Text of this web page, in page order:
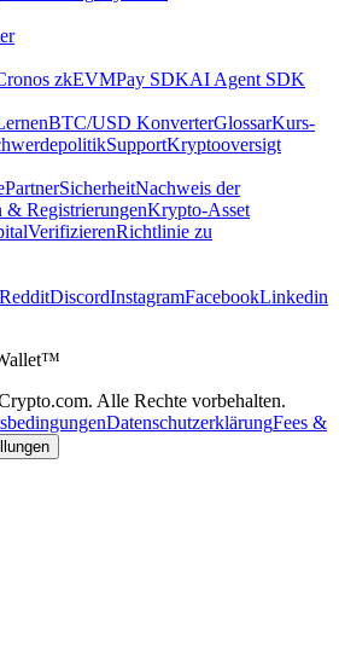
zkEVMPay SDKAI Agent SDK
BTC/USD KonverterGlossarKurs-
SupportKryptooversigt
PartnerSicherheitNachweis der
& RegistrierungenKrypto-Asset
VerifizierenRichtlinie zu
RedditDiscordInstagramFacebookLinkedin
Alle Rechte vorbehalten.
DatenschutzerklärungFees &